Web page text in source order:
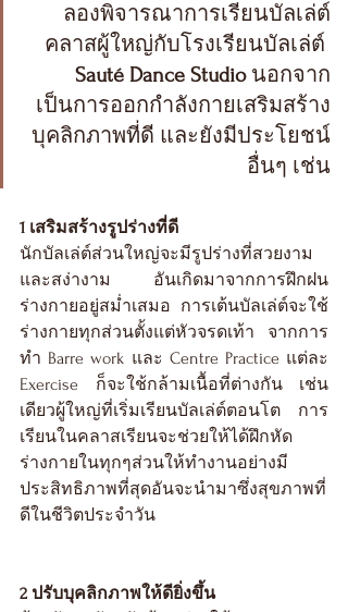
ลองพิจารณาการเรียนบัลเล่ต์
คลาสผู้ใหญ่กับโรงเรียนบัลเล่ต์
Sauté Dance Studio นอกจาก
เป็นการออกกำลังกายเสริมสร้าง
บุคลิกภาพที่ดี และยังมีประโยชน์
อื่นๆ เช่น
1 เสริมสร้างรูปร่างที่ดี
นักบัลเล่ต์ส่วนใหญ่จะมีรูปร่างที่สวยงาม
และสง่างาม อันเกิดมาจากการฝึกฝน
ร่างกายอยู่สม่ำเสมอ การเต้นบัลเล่ต์จะใช้
ร่างกายทุกส่วนตั้งแต่หัวจรดเท้า จากการ
ทำ Barre work และ Centre Practice แต่ละ
Exercise ก็จะใช้กล้ามเนื้อที่ต่างกัน เช่น
เดียวผู้ใหญ่ที่เริ่มเรียนบัลเล่ต์ตอนโต การ
เรียนในคลาสเรียนจะช่วยให้ได้ฝึกหัด
ร่างกายในทุกๆส่วนให้ทำงานอย่างมี
ประสิทธิภาพที่สุดอันจะนำมาซึ่งสุขภาพที่
ดีในชีวิตประจำวัน
2 ปรับบุคลิกภาพให้ดียิ่งขึ้น